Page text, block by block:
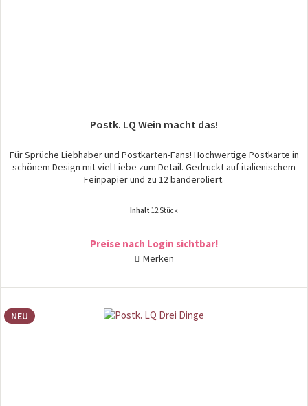
Postk. LQ Wein macht das!
Für Sprüche Liebhaber und Postkarten-Fans! Hochwertige Postkarte in
schönem Design mit viel Liebe zum Detail. Gedruckt auf italienischem
Feinpapier und zu 12 banderoliert.
Inhalt 12 Stück
Preise nach Login sichtbar!
Merken
NEU